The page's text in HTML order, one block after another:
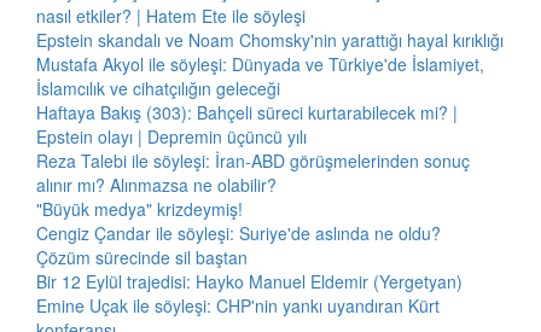
nasıl etkiler? | Hatem Ete ile söyleşi
Epstein skandalı ve Noam Chomsky'nin yarattığı hayal kırıklığı
Mustafa Akyol ile söyleşi: Dünyada ve Türkiye'de İslamiyet,
İslamcılık ve cihatçılığın geleceği
Haftaya Bakış (303): Bahçeli süreci kurtarabilecek mi? |
Epstein olayı | Depremin üçüncü yılı
Reza Talebi ile söyleşi: İran-ABD görüşmelerinden sonuç
alınır mı? Alınmazsa ne olabilir?
"Büyük medya" krizdeymiş!
Cengiz Çandar ile söyleşi: Suriye'de aslında ne oldu?
Çözüm sürecinde sil baştan
Bir 12 Eylül trajedisi: Hayko Manuel Eldemir (Yergetyan)
Emine Uçak ile söyleşi: CHP'nin yankı uyandıran Kürt